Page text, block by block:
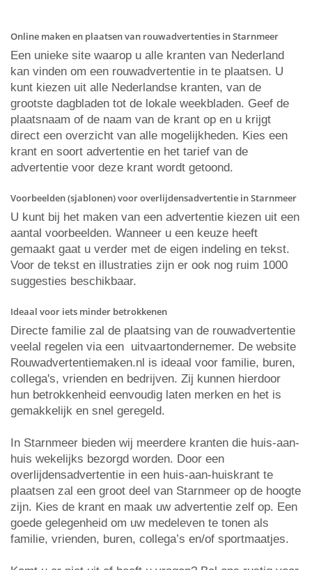
Online maken en plaatsen van rouwadvertenties in Starnmeer
Een unieke site waarop u alle kranten van Nederland
kan vinden om een rouwadvertentie in te plaatsen. U
kunt kiezen uit alle Nederlandse kranten, van de
grootste dagbladen tot de lokale weekbladen. Geef de
plaatsnaam of de naam van de krant op en u krijgt
direct een overzicht van alle mogelijkheden. Kies een
krant en soort advertentie en het tarief van de
advertentie voor deze krant wordt getoond.
Voorbeelden (sjablonen) voor overlijdensadvertentie in Starnmeer
U kunt bij het maken van een advertentie kiezen uit een
aantal voorbeelden. Wanneer u een keuze heeft
gemaakt gaat u verder met de eigen indeling en tekst.
Voor de tekst en illustraties zijn er ook nog ruim 1000
suggesties beschikbaar.
Ideaal voor iets minder betrokkenen
Directe familie zal de plaatsing van de rouwadvertentie
veelal regelen via een uitvaartondernemer. De website
Rouwadvertentiemaken.nl is ideaal voor familie, buren,
collega's, vrienden en bedrijven. Zij kunnen hierdoor
hun betrokkenheid eenvoudig laten merken en het is
gemakkelijk en snel geregeld.
In Starnmeer bieden wij meerdere kranten die huis-aan-
huis wekelijks bezorgd worden. Door een
overlijdensadvertentie in een huis-aan-huiskrant te
plaatsen zal een groot deel van Starnmeer op de hoogte
zijn. Kies de krant en maak uw advertentie zelf op. Een
goede gelegenheid om uw medeleven te tonen als
familie, vrienden, buren, collega’s en/of sportmaatjes.